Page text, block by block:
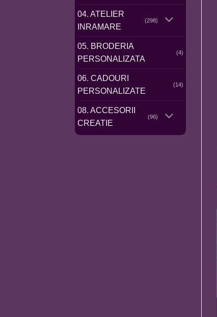
04. ATELIER
INRAMARE
(298)
05. BRODERIA
PERSONALIZATA
(4)
06. CADOURI
PERSONALIZATE
(14)
08. ACCESORII
CREATIE
(96)